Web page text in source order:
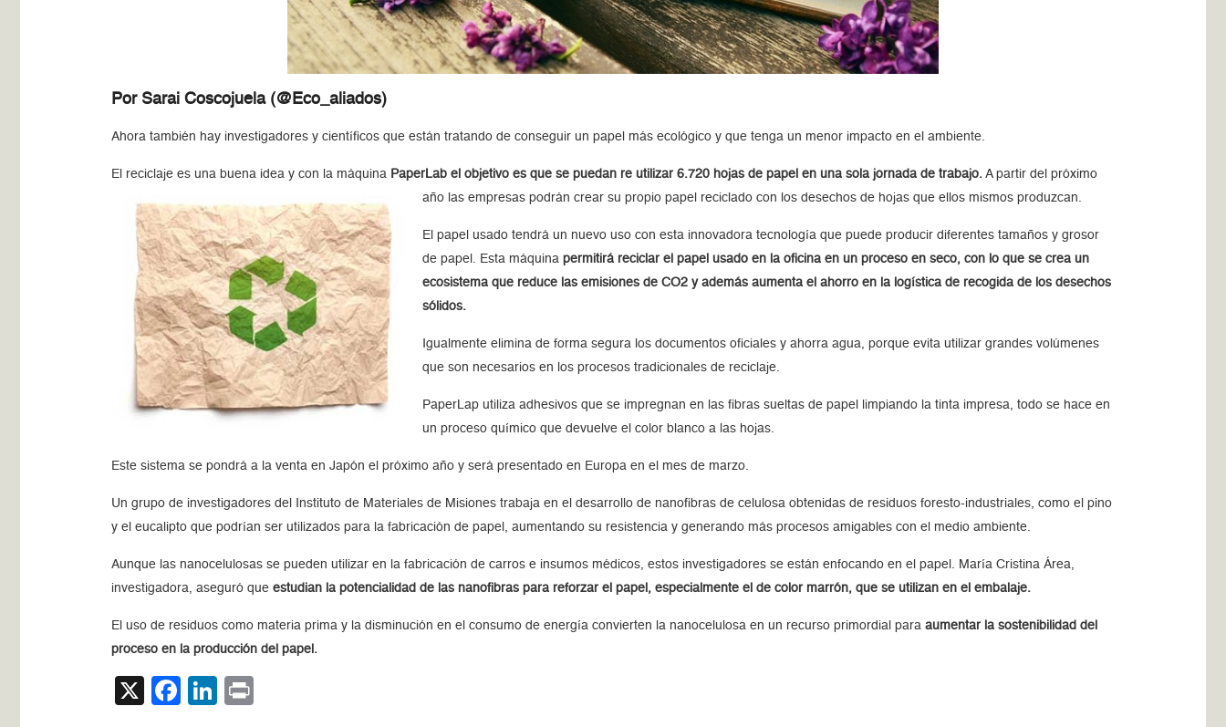
Por Sarai Coscojuela (@Eco_aliados)
Ahora también hay investigadores y científicos que están tratando de conseguir un papel más ecológico y que tenga un menor impacto en el ambiente.
El reciclaje es una buena idea y con la máquina PaperLab el objetivo es que se puedan re utilizar 6.720 hojas de papel en una sola jornada de trabajo. A partir del próximo
año las empresas podrán crear su propio papel reciclado con los desechos de hojas que ellos mismos produzcan.
El papel usado tendrá un nuevo uso con esta innovadora tecnología que puede producir diferentes tamaños y grosor
de papel. Esta máquinapermitirá reciclar el papel usado en la oficina en un proceso en seco, con lo que se crea un
ecosistema que reduce las emisiones de CO2 y además aumenta el ahorro en la logística de recogida de los desechos
sólidos.
Igualmente elimina de forma segura los documentos oficiales y ahorra agua, porque evita utilizar grandes volúmenes
que son necesarios en los procesos tradicionales de reciclaje.
PaperLap utiliza adhesivos que se impregnan en las fibras sueltas de papel limpiando la tinta impresa, todo se hace en
un proceso químico que devuelve el color blanco a las hojas.
Este sistema se pondrá a la venta en Japón el próximo año y será presentado en Europa en el mes de marzo.
Un grupo de investigadores del Instituto de Materiales de Misiones trabaja en el desarrollo de nanofibras de celulosa obtenidas de residuos foresto-industriales, como el pino
y el eucalipto que podrían ser utilizados para la fabricación de papel, aumentando su resistencia y generando más procesos amigables con el medio ambiente.
Aunque las nanocelulosas se pueden utilizar en la fabricación de carros e insumos médicos, estos investigadores se están enfocando en el papel. María Cristina Área,
investigadora, aseguró queestudian la potencialidad de las nanofibras para reforzar el papel, especialmente el de color marrón, que se utilizan en el embalaje.
El uso de residuos como materia prima y la disminución en el consumo de energía convierten la nanocelulosa en un recurso primordial paraaumentar la sostenibilidad del
proceso en la producción del papel.
X Facebook
LinkedIn